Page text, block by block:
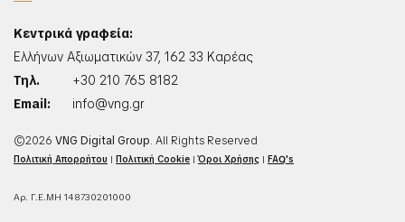
Κεντρικά γραφεία:
Ελλήνων Αξιωματικών 37, 162 33 Καρέας
Τηλ.
+30 210 765 8182
Email:
info@vng.gr
©2026 VNG Digital Group. All Rights Reserved
Πολιτική Απορρήτου | Πολιτική Cookie |Όροι Χρήσης | FAQ's
Αρ. Γ.Ε.ΜΗ 148730201000